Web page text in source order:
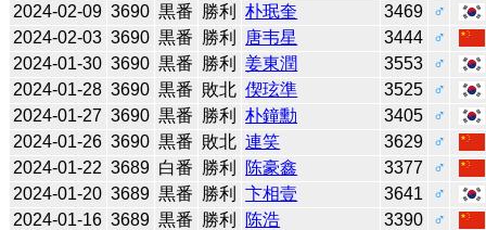
2024-02-09 3690 黒番 勝利 朴珉奎 3469
♂
2024-02-03 3690 黒番 勝利 唐韦星 3444
♂
2024-01-30 3690 黒番 勝利 姜東潤 3553
♂
2024-01-28 3690 黒番 敗北 偰玹準 3525
♂
2024-01-27 3690 黒番 勝利 朴鐘勳 3405
♂
2024-01-26 3690 黒番 敗北 連笑 3629
♂
2024-01-22 3689 白番 勝利 陈豪鑫 3377
♂
2024-01-20 3689 黒番 勝利 卞相壹 3641
♂
2024-01-16 3689 黒番 勝利 陈浩 3390
♂